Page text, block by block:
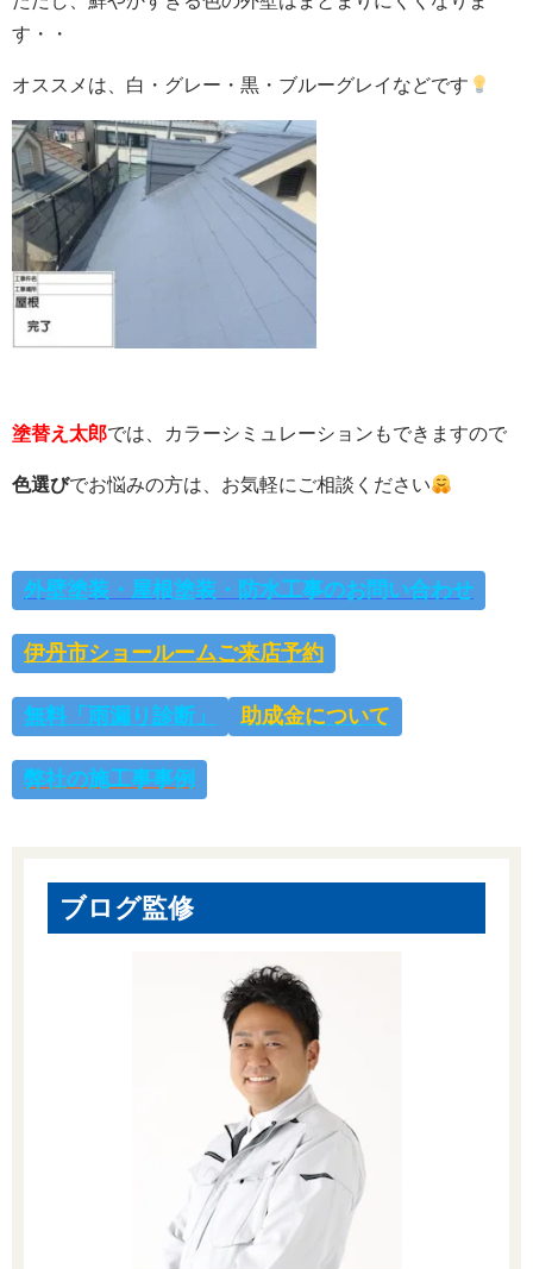
す・・
オススメは、白・グレー・黒・ブルーグレイなどです
塗替え太郎では、カラーシミュレーションもできますので
色選びでお悩みの方は、お気軽にご相談ください
外壁塗装・屋根塗装・防水工事のお問い合わせ
伊丹市ショールームご来店予約
無料「雨漏り診断」 助成金について
弊社の施工事事例
ブログ監修